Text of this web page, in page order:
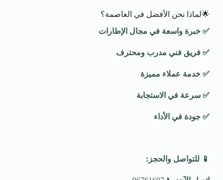
🌟لماذا نحن الأفضل في العاصمة؟
✅ خبرة واسعة في مجال الإطارات
✅ فريق فني مدرب ومحترف
✅ خدمة عملاء مميزة
✅ سرعة في الاستجابة
✅ جودة في الأداء
📱 للتواصل والحجز :